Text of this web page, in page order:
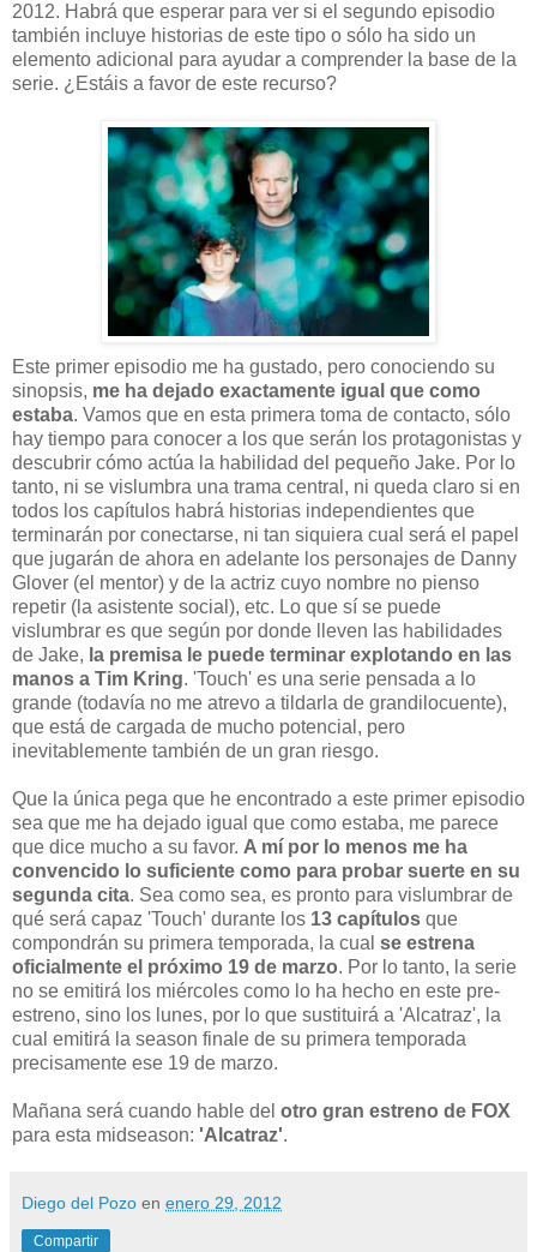
2012. Habrá que esperar para ver si el segundo episodio
también incluye historias de este tipo o sólo ha sido un
elemento adicional para ayudar a comprender la base de la
serie. ¿Estáis a favor de este recurso?
Este primer episodio me ha gustado, pero conociendo su
sinopsis, me ha dejado exactamente igual que como
estaba. Vamos que en esta primera toma de contacto, sólo
hay tiempo para conocer a los que serán los protagonistas y
descubrir cómo actúa la habilidad del pequeño Jake. Por lo
tanto, ni se vislumbra una trama central, ni queda claro si en
todos los capítulos habrá historias independientes que
terminarán por conectarse, ni tan siquiera cual será el papel
que jugarán de ahora en adelante los personajes de Danny
Glover (el mentor) y de la actriz cuyo nombre no pienso
repetir (la asistente social), etc. Lo que sí se puede
vislumbrar es que según por donde lleven las habilidades
de Jake, la premisa le puede terminar explotando en las
manos a Tim Kring. 'Touch' es una serie pensada a lo
grande (todavía no me atrevo a tildarla de grandilocuente),
que está de cargada de mucho potencial, pero
inevitablemente también de un gran riesgo.
Que la única pega que he encontrado a este primer episodio
sea que me ha dejado igual que como estaba, me parece
que dice mucho a su favor. A mí por lo menos me ha
convencido lo suficiente como para probar suerte en su
segunda cita. Sea como sea, es pronto para vislumbrar de
qué será capaz 'Touch' durante los 13 capítulos que
compondrán su primera temporada, la cual se estrena
oficialmente el próximo 19 de marzo. Por lo tanto, la serie
no se emitirá los miércoles como lo ha hecho en este pre-
estreno, sino los lunes, por lo que sustituirá a 'Alcatraz', la
cual emitirá la season finale de su primera temporada
precisamente ese 19 de marzo.
Mañana será cuando hable del otro gran estreno de FOX
para esta midseason: 'Alcatraz'.
Diego del Pozo en enero 29, 2012
Compartir